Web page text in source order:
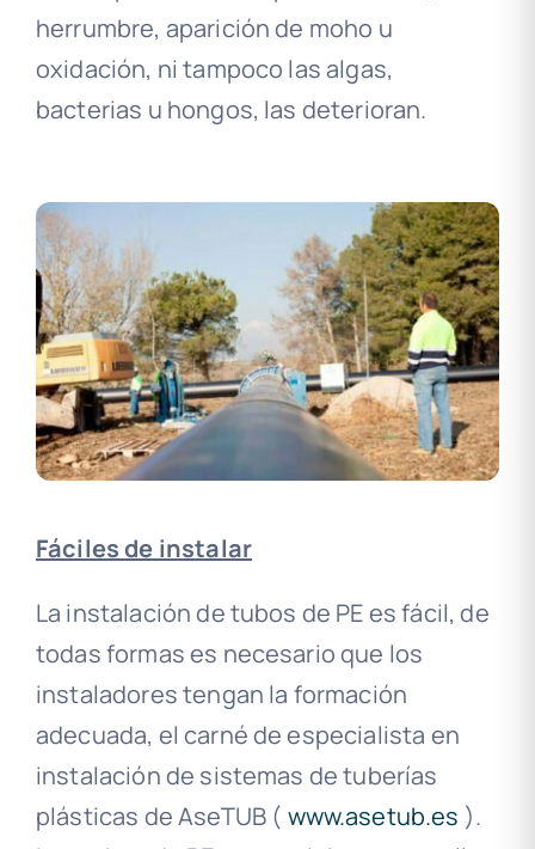
herrumbre, aparición de moho u
oxidación, ni tampoco las algas,
bacterias u hongos, las deterioran.
Fáciles de instalar
La instalación de tubos de PE es fácil, de
todas formas es necesario que los
instaladores tengan la formación
adecuada, el carné de especialista en
instalación de sistemas de tuberías
plásticas de AseTUB ( www.asetub.es ).